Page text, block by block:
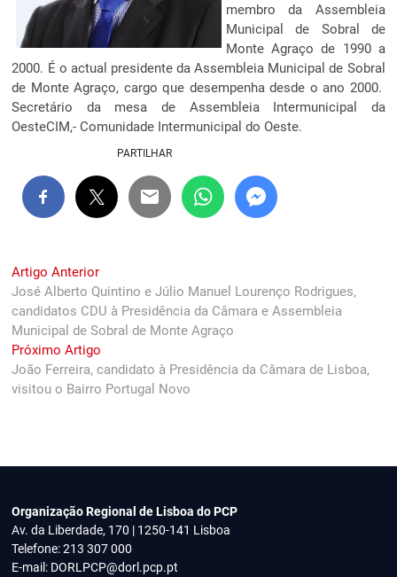
membro da Assembleia
Municipal de Sobral de
Monte Agraço de 1990 a
2000. É o actual presidente da Assembleia Municipal de Sobral
de Monte Agraço, cargo que desempenha desde o ano 2000.
Secretário da mesa de Assembleia Intermunicipal da
OesteCIM,- Comunidade Intermunicipal do Oeste.
PARTILHAR
Navegação
de
artigos
Artigo AnteriorPrevious
post:
José Alberto Quintino e Júlio Manuel Lourenço Rodrigues,
candidatos CDU à Presidência da Câmara e Assembleia
Municipal de Sobral de Monte Agraço
Próximo Artigo
post:
João Ferreira, candidato à Presidência da Câmara de Lisboa,
visitou o Bairro Portugal Novo
Organização Regional de Lisboa do PCP
Av. da Liberdade, 170 | 1250-141 Lisboa
Telefone: 213 307 000
E-mail: DORLPCP@dorl.pcp.pt